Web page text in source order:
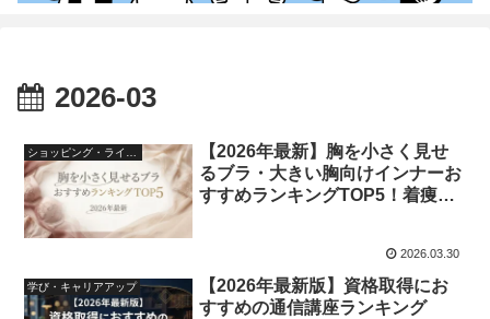
2026-03
【2026年最新】胸を小さく見せ
るブラ・大きい胸向けインナーお
すすめランキングTOP5！着痩せ
2026.03.30
学び・キャリアアップ
【2026年最新版】資格取得にお
すすめの通信講座ランキング